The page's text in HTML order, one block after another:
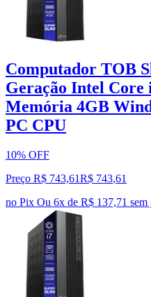
Computador TOB
Geração Intel Core
Memória 4GB
PC CPU
10% OFF
Preço R$ 743,61R$ 743,61
no Pix Ou 6x de R$ 137,71 sem